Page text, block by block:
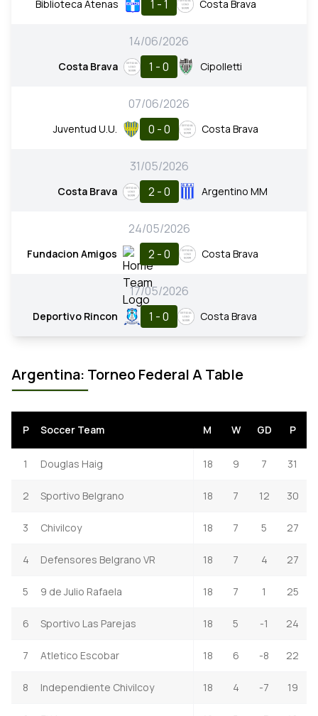
Biblioteca Atenas 1 - 1 Costa Brava
14/06/2026
Costa Brava 1 - 0 Cipolletti
07/06/2026
Juventud U.U. 0 - 0 Costa Brava
31/05/2026
Costa Brava 2 - 0 Argentino MM
24/05/2026
Fundacion Amigos 2 - 0 Costa Brava
17/05/2026
Deportivo Rincon 1 - 0 Costa Brava
Argentina: Torneo Federal A Table
P Soccer Team M W GD P
1 Douglas Haig 18 9 7 31
2 Sportivo Belgrano 18 7 12 30
3 Chivilcoy 18 7 5 27
4 Defensores Belgrano VR 18 7 4 27
5 9 de Julio Rafaela 18 7 1 25
6 Sportivo Las Parejas 18 5 -1 24
7 Atletico Escobar 18 6 -8 22
8 Independiente Chivilcoy 18 4 -7 19